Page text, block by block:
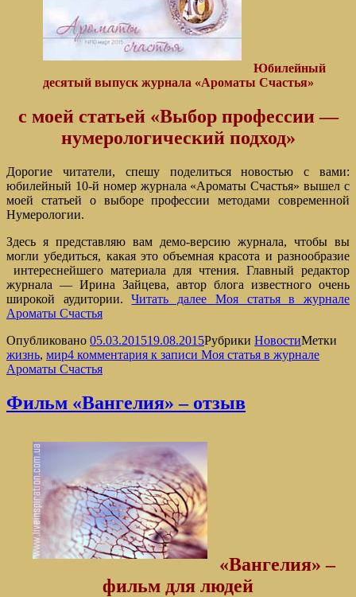
Юбилейный
десятый выпуск журнала «Ароматы Счастья»
с моей статьей «Выбор профессии —
нумерологический подход»
Дорогие читатели, спешу поделиться новостью с вами:
юбилейный 10-й номер журнала «Ароматы Счастья» вышел с
моей статьей о выборе профессии методами современной
Нумерологии.
Здесь я представляю вам демо-версию журнала, чтобы вы
могли убедиться, какая это объемная красота и разнообразие
интереснейшего материала для чтения. Главный редактор
журнала — Ирина Зайцева, автор блога известного очень
широкой аудитории.Читать далее Моя статья в журнале
Ароматы Счастья
Опубликовано 05.03.201519.08.2015Рубрики НовостиМетки
жизнь, мир4 комментария к записи Моя статья в журнале
Ароматы Счастья
Фильм «Вангелия» – отзыв
«Вангелия» –
фильм для людей